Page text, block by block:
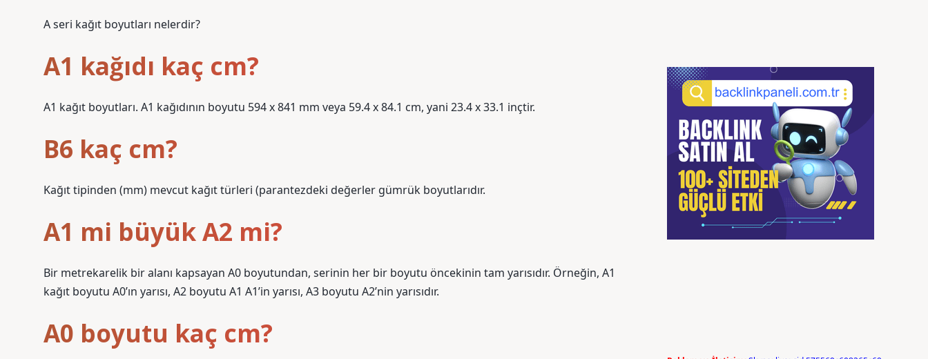
A seri kağıt boyutları nelerdir?
A1 kağıdı kaç cm?
A1 kağıt boyutları. A1 kağıdının boyutu 594 x 841 mm veya 59.4 x 84.1 cm, yani 23.4 x 33.1 inçtir.
B6 kaç cm?
Kağıt tipinden (mm) mevcut kağıt türleri (parantezdeki değerler gümrük boyutlarıdır.
A1 mi büyük A2 mi?
Bir metrekarelik bir alanı kapsayan A0 boyutundan, serinin her bir boyutu öncekinin tam yarısıdır. Örneğin, A1
kağıt boyutu A0’ın yarısı, A2 boyutu A1 A1’in yarısı, A3 boyutu A2’nin yarısıdır.
A0 boyutu kaç cm?